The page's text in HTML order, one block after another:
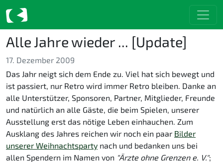
Alle Jahre wieder ... [Update]
17. Dezember 2009
Das Jahr neigt sich dem Ende zu. Viel hat sich bewegt und
ist passiert, nur Retro wird immer Retro bleiben. Danke an
alle Unterstützer, Sponsoren, Partner, Mitglieder, Freunde
und natürlich an alle Gäste, die beim Spielen, unserer
Ausstellung erst das nötige Leben einhauchen. Zum
Ausklang des Jahres reichen wir noch ein paar Bilder
unserer Weihnachtsparty nach und bedanken uns bei
allen Spendern im Namen von "Ärzte ohne Grenzen e. V.";